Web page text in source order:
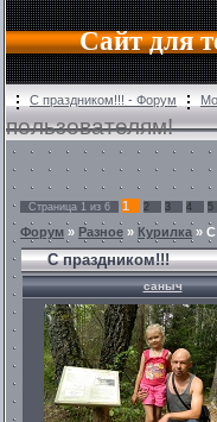
Сайт для
С праздником!!! - Форум
пользователям!
Страница 1 из 6 1 2 3 4 5
Форум » Разное » Курилка » С
С праздником!!!
саныч